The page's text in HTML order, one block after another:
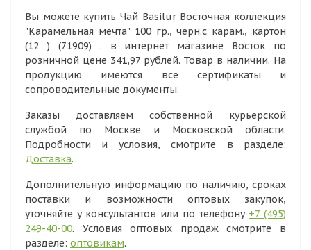
Вы можете купить Чай Basilur Восточная коллекция
"Карамельная мечта" 100 гр., черн.с карам., картон
(12 ) (71909) . в интернет магазине Восток по
розничной цене 341,97 рублей. Товар в наличии. На
продукцию имеются все сертификаты и
сопроводительные документы.
Заказы доставляем собственной курьерской
службой по Москве и Московской области.
Подробности и условия, смотрите в разделе:
Доставка.
Дополнительную информацию по наличию, сроках
поставки и возможности оптовых закупок,
уточняйте у консультантов или по телефону +7 (495)
249-40-00. Условия оптовых продаж смотрите в
разделе: оптовикам.